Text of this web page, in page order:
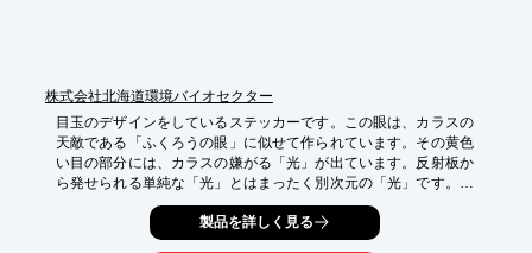
株式会社北海道環境バイオセクター
目玉のデザインをしているステッカーです。この眼は、カラスの
天敵である「ふくろうの眼」に似せて作られています。その黄色
い目の部分には、カラスの嫌がる「光」が出ています。反射板か
ら発せられる単純な「光」とはまったく別次元の「光」です。光
の正体は、自然界にある海洋生物から抽出されています。その生
物がもつ「独自の光エキス」が、カラスの眼を直撃して恐怖を与
えます。ペットボトルを利用して、外側に貼り、ヒモで括って、
製品を詳しく見る